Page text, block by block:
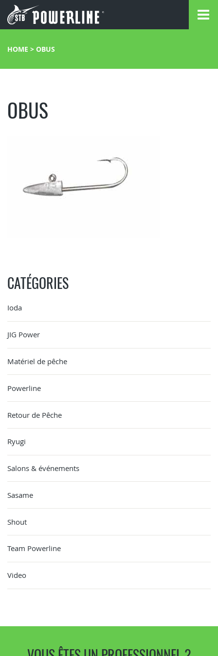
HOME > OBUS
OBUS
CATÉGORIES
Ioda
JIG Power
Matériel de pêche
Powerline
Retour de Pêche
Ryugi
Salons & événements
Sasame
Shout
Team Powerline
Video